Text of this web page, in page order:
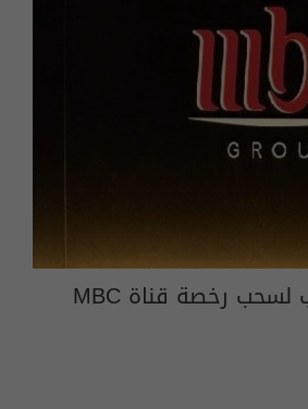
برلماني يتقدم بطلب لسحب رخصة قناة MBC